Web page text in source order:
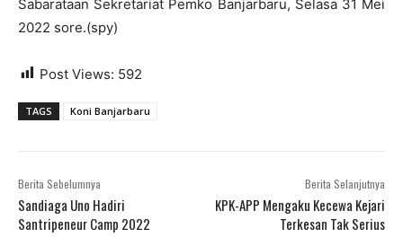
Sabarataan Sekretariat Pemko Banjarbaru, Selasa 31 Mei
2022 sore.(spy)
Post Views: 592
TAGS Koni Banjarbaru
Berita Sebelumnya
Sandiaga Uno Hadiri
Santripeneur Camp 2022
Berita Selanjutnya
KPK-APP Mengaku Kecewa Kejari
Terkesan Tak Serius